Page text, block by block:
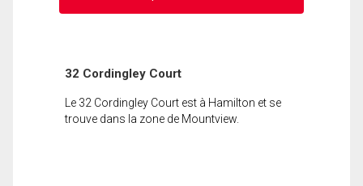
32 Cordingley Court
Le 32 Cordingley Court est à Hamilton et se
trouve dans la zone de Mountview.